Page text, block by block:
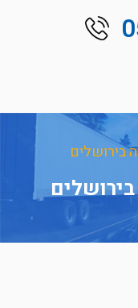
בירושלים